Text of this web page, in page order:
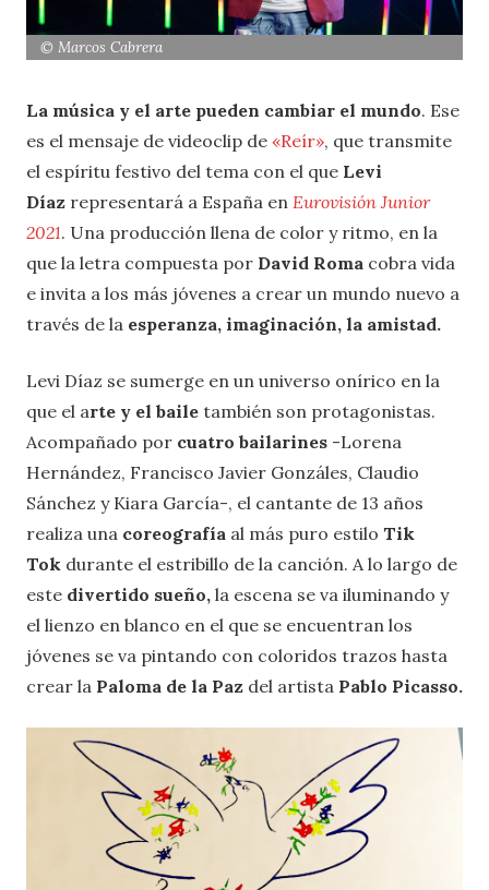
© Marcos Cabrera
La música y el arte pueden cambiar el mundo. Ese
es el mensaje de videoclip de «Reír», que transmite
el espíritu festivo del tema con el que Levi
Díaz representará a España en Eurovisión Junior
2021. Una producción llena de color y ritmo, en la
que la letra compuesta por David Roma cobra vida
e invita a los más jóvenes a crear un mundo nuevo a
través de la esperanza, imaginación, la amistad.
Levi Díaz se sumerge en un universo onírico en la
que el arte y el baile también son protagonistas.
Acompañado por cuatro bailarines -Lorena
Hernández, Francisco Javier Gonzáles, Claudio
Sánchez y Kiara García-, el cantante de 13 años
realiza una coreografía al más puro estilo Tik
Tok durante el estribillo de la canción. A lo largo de
este divertido sueño, la escena se va iluminando y
el lienzo en blanco en el que se encuentran los
jóvenes se va pintando con coloridos trazos hasta
crear la Paloma de la Paz del artista Pablo Picasso.